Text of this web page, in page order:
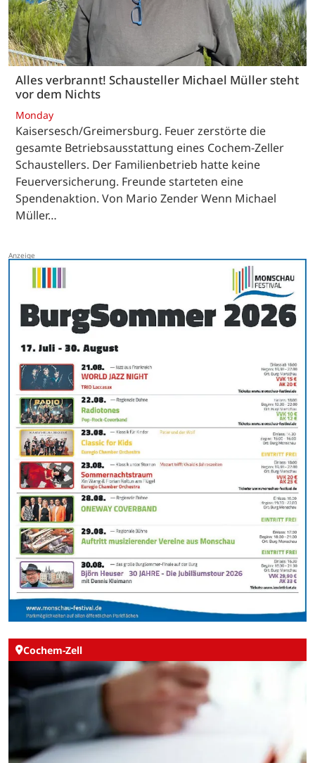
Alles verbrannt! Schausteller Michael Müller steht
vor dem Nichts
Monday
Kaisersesch/Greimersburg. Feuer zerstörte die
gesamte Betriebsausstattung eines Cochem-Zeller
Schaustellers. Der Familienbetrieb hatte keine
Feuerversicherung. Freunde starteten eine
Spendenaktion. Von Mario Zender Wenn Michael
Müller…
Cochem-Zell